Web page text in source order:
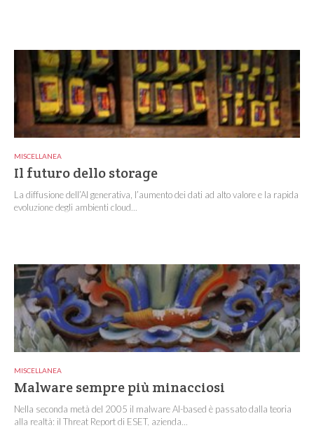
MISCELLANEA
Il futuro dello storage
La diffusione dell’AI generativa, l’aumento dei dati ad alto valore e la rapida
evoluzione degli ambienti cloud...
MISCELLANEA
Malware sempre più minacciosi
Nella seconda metà del 2005 il malware AI-based è passato dalla teoria
alla realtà: il Threat Report di ESET, azienda...